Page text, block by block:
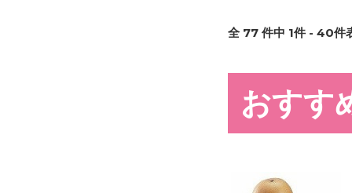
全 77 件中 1件 - 40件
おすす